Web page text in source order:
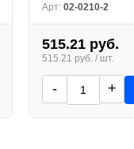
Арт: 02-0210-2
515.21 руб.
515.21 руб. / шт.
- +